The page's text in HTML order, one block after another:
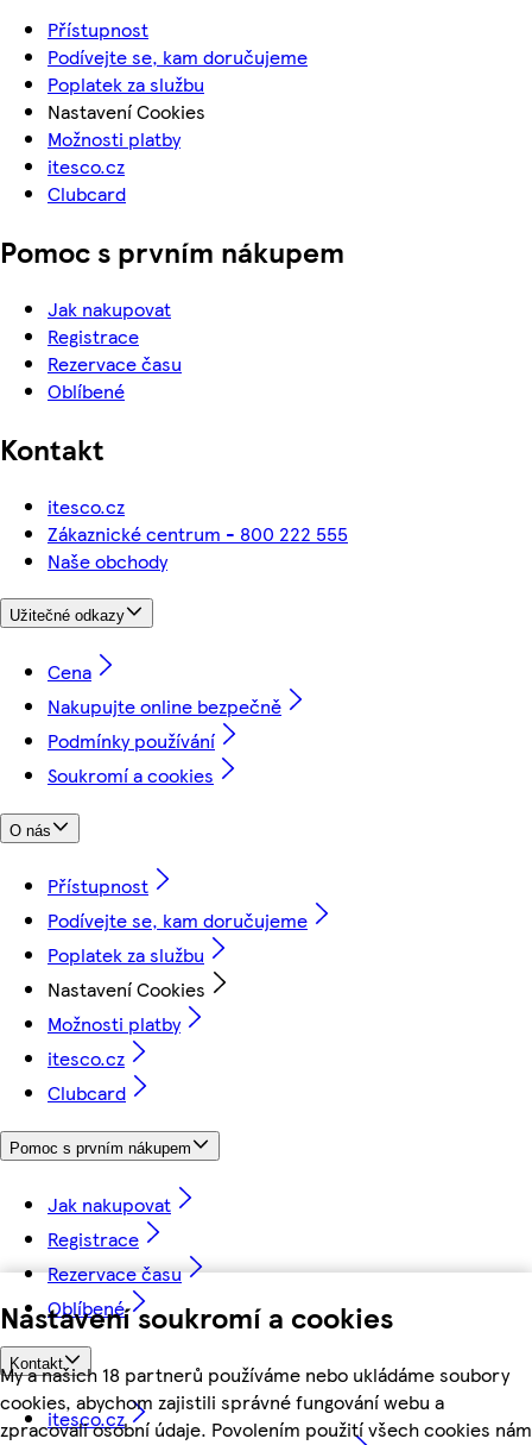
Nastavení soukromí a cookies
My a našich 18 partnerů používáme nebo ukládáme soubory
cookies, abychom zajistili správné fungování webu a
zpracovali osobní údaje. Povolením použití všech cookies nám
Přístupnost
Podívejte se, kam doručujeme
Poplatek za službu
Nastavení Cookies
Možnosti platby
itesco.cz
Clubcard
Pomoc s prvním nákupem
Jak nakupovat
Registrace
Rezervace času
Oblíbené
Kontakt
itesco.cz
Zákaznické centrum - 800 222 555
Naše obchody
Užitečné odkazy
Cena
Nakupujte online bezpečně
Podmínky používání
Soukromí a cookies
O nás
Přístupnost
Podívejte se, kam doručujeme
Poplatek za službu
Nastavení Cookies
Možnosti platby
itesco.cz
Clubcard
Pomoc s prvním nákupem
Jak nakupovat
Registrace
Rezervace času
Oblíbené
Kontakt
itesco.cz